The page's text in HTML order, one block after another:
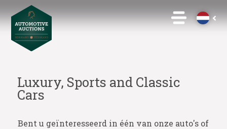
Luxury, Sports and Classic
Cars
Bent u geïnteresseerd in één van onze auto's of